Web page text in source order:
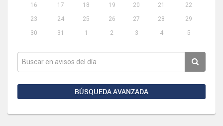
16
17 18 19 20 21
22
23
24 25 26 27 28
29
30
31 1 2 3 4 5
BÚSQUEDA AVANZADA